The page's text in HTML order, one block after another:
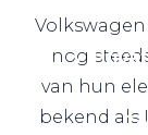
nog
van hun
bekend als